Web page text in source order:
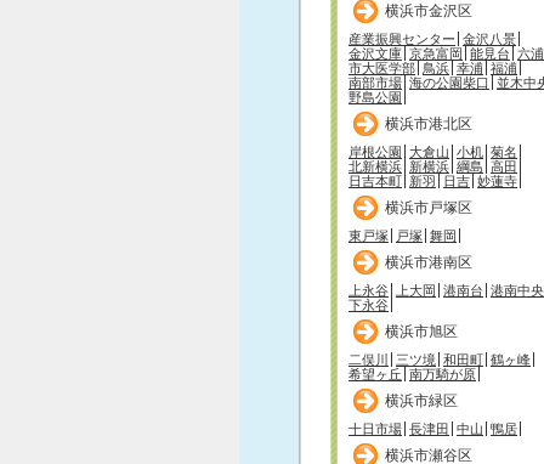
横浜市金沢区
産業振興センター 金沢八景
金沢文庫 京急富岡 能見台 六浦
市大医学部 鳥浜 幸浦 福浦
南部市場 海の公園柴口
並木中
野島公園
横浜市港北区
岸根公園 大倉山 小机 菊名
北新横浜 新横浜 綱島 高田
日吉本町 新羽 日吉 妙蓮寺
横浜市戸塚区
東戸塚 戸塚 舞岡
横浜市港南区
上永谷 上大岡 港南台 港南中央
下永谷
横浜市旭区
二俣川 三ツ境 和田町 鶴ヶ峰
希望ヶ丘 南万騎が原
横浜市緑区
十日市場 長津田 中山 鴨居
横浜市瀬谷区